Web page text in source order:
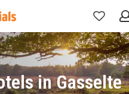
Mijn
in Gasselte